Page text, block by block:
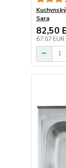
Sara
82,50
67,07 EUR